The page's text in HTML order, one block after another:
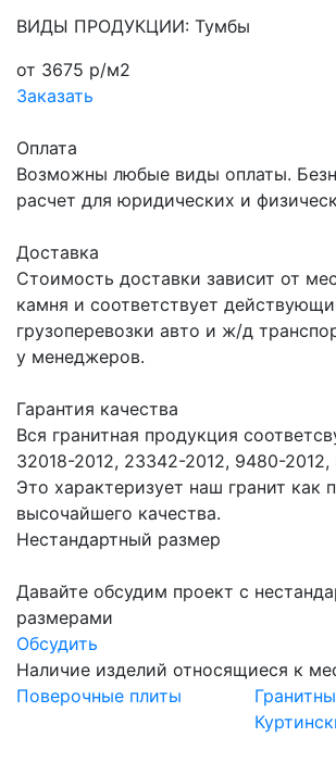
ВИДЫ ПРОДУКЦИИ: Тумбы
от 3675 р/м2
Заказать
Оплата
Возможны любые виды оплаты.
расчет для юридических и
Доставка
Стоимость доставки зависит от
камня и соответствует
грузоперевозки авто и ж/д
у менеджеров.
Гарантия качества
Вся гранитная продукция
32018-2012, 23342-2012, 9480-2012,
Это характеризует наш гранит как
высочайшего качества.
Нестандартный размер
Давайте обсудим проект с
размерами
Обсудить
Наличие изделий относящиеся к
Поверочные плиты